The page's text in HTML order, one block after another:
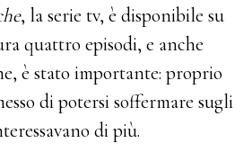
, la serie tv, è disponibile su
quattro episodi, e anche
è stato importante: proprio
di potersi soffermare sugli
di più.